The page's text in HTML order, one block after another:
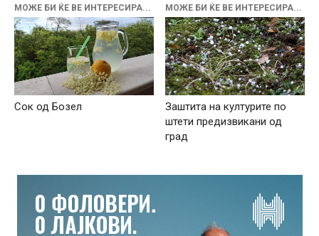
МОЖЕ БИ ЌЕ ВЕ ИНТЕРЕСИРА...
Сок од Бозел
МОЖЕ БИ ЌЕ ВЕ ИНТЕРЕСИРА...
Заштита на културите по
штети предизвикани од
град